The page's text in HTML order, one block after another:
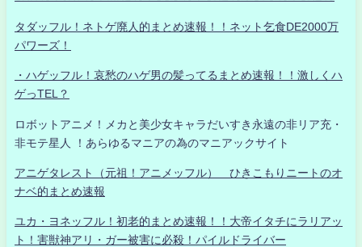
タダッフル！ネトゲ廃人的まとめ速報！！ネット乞食DE2000万
パワーズ！
・ハゲッフル！哀愁のハゲ男の髪ってるまとめ速報！！激しくハ
ゲっTEL？
ロボットアニメ！メカと美少女キャラだいすき永遠の非リア充・
非モテ星人 ！あらゆるマニアの為のマニアックサイト
アニゲタレスト（元祖！アニメッフル） ひきこもりニートのオ
ナベ的まとめ速報
ユカ・ヨネッフル！初老的まとめ速報！！大帝イタチにラリアッ
ト！害獣神アリ・ガー被害に必殺！パイルドライバー